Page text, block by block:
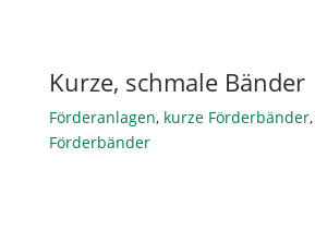
Kurze, schmale Bänder
Förderanlagen, kurze Förderbänder,
Förderbänder